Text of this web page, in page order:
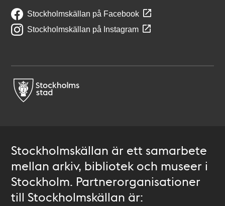
Stockholmskällan på Facebook
Stockholmskällan på Instagram
Stockholmskällan är ett samarbete
mellan arkiv, bibliotek och museer i
Stockholm. Partnerorganisationer
till Stockholmskällan är: